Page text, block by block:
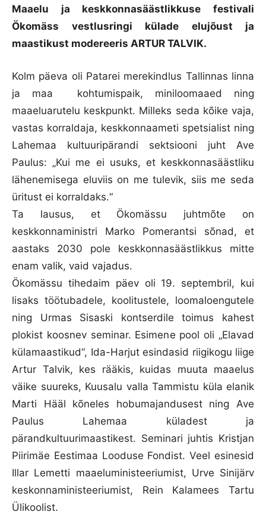
Maaelu ja keskkonnasäästlikkuse festivali
Ökomäss vestlusringi külade elujõust ja
maastikust modereeris ARTUR TALVIK.
Kolm päeva oli Patarei merekindlus Tallinnas linna
ja maa kohtumispaik, miniloomaaed ning
maaeluarutelu keskpunkt. Milleks seda kõike vaja,
vastas korraldaja, keskkonnaameti spetsialist ning
Lahemaa kultuuripärandi sektsiooni juht Ave
Paulus: „Kui me ei usuks, et keskkonnasäästliku
lähenemisega eluviis on me tulevik, siis me seda
üritust ei korraldaks.“
Ta lausus, et Ökomässu juhtmõte on
keskkonnaministri Marko Pomerantsi sõnad, et
aastaks 2030 pole keskkonnasäästlikkus mitte
enam valik, vaid vajadus.
Ökomässu tihedaim päev oli 19. septembril, kui
lisaks töötubadele, koolitustele, loomaloengutele
ning Urmas Sisaski kontserdile toimus kahest
plokist koosnev seminar. Esimene pool oli „Elavad
külamaastikud“, Ida-Harjut esindasid riigikogu liige
Artur Talvik, kes rääkis, kuidas muuta maaelus
väike suureks, Kuusalu valla Tammistu küla elanik
Marti Hääl kõneles hobumajandusest ning Ave
Paulus Lahemaa küladest ja
pärandkultuurimaastikest. Seminari juhtis Kristjan
Piirimäe Eestimaa Looduse Fondist. Veel esinesid
Illar Lemetti maaeluministeeriumist, Urve Sinijärv
keskonnaministeeriumist, Rein Kalamees Tartu
Ülikoolist.